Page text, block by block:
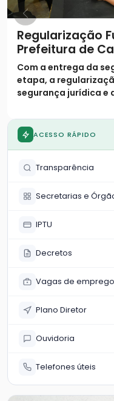
Regularização
Prefeitura de
entrega
realiza sonho
famílias no
Com a entrega da
etapa, a
segurança jurídica e
ACESSO RÁPIDO
Transparência
Secretarias e
IPTU
Decretos
Vagas de
Plano Diretor
Ouvidoria
Telefones úteis